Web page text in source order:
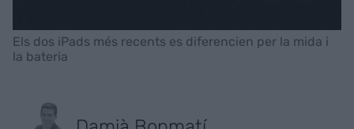
Els dos iPads més recents es diferencien per la mida i
la bateria